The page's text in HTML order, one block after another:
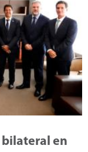
bilateral en